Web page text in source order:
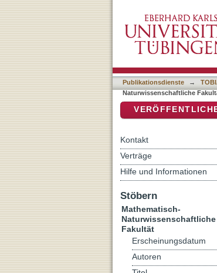
Publikationsdienste →
Naturwissenschaftliche
Kontakt
Verträge
Hilfe und Informationen
Stöbern
Mathematisch-
Naturwissenschaftliche
Fakultät
Erscheinungsdatum
Autoren